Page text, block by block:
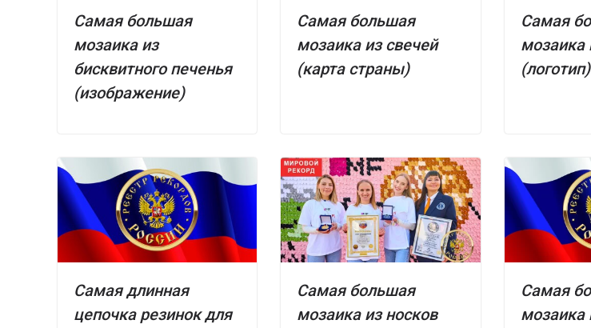
Самая большая
мозаика из
бисквитного печенья
(изображение)
Самая большая
мозаика из свечей
(карта страны)
Самая
мозаика
(логотип)
Самая длинная
цепочка резинок для
Самая большая
мозаика из носков
Самая
мозаика